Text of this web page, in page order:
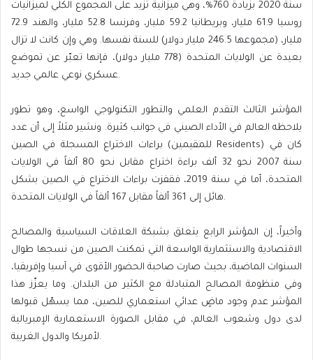
سنة 2020 بزيادة 760%، وهي ميزانية تزيد على المجموع الكلي لميزانيات
روسيا 61.9 مليار، وبريطانيا 59.2 مليار، وفرنسا 52.8 مليار، والهند 72.9
مليار، (مجموعها 246.5 مليار دولار) للسنة نفسها. وهي وإن كانت لا تزال
بعيدة عن الولايات المتحدة (778 مليار دولار)، فإنها تعبّر عن تموضع
عسكري نوعي عالمي جديد.
المؤشر الثالث التقدم العلمي والتطور التكنولوجي الواسع، وهو تطور
يلاحظه العالم في الأداء الصيني في جوانب كثيرة. ونشير مثلاً إلى أن عدد
براءات الاختراع المسجلة في الصين (للمقيمين Residents) كان في
سنة 2007 نحو 32 ألف براءة اختراع مقابل نحو 80 ألفاً في الولايات
المتحدة، أما في سنة 2019، فقفزت براءات الاختراع في الصين بشكل
هائل إلى 361 ألفاً مقابل 167 ألفاً في الولايات المتحدة.
وأخيراً، إن المؤشر الرابع يتعلق بشبكة العلاقات السياسية والمصالح
الاقتصادية والاستثمارية الواسعة التي تمكنت الصين من نسجها طوال
السنوات الماضية، بحيث صارت صاحبة الحضور الأقوى في آسيا وإفريقيا،
وفي منظومة المصالح المتبادلة مع الكثير من البلدان. وما يعزّز هذا
المؤشر عدم وجود ماضٍ عدائي استعماري للصين، مما يسهّل قبولها
لدى دول وشعوب العالم، في مقابل الصورة الاستعمارية الإمبريالية
لأمريكا والدول الغربية.